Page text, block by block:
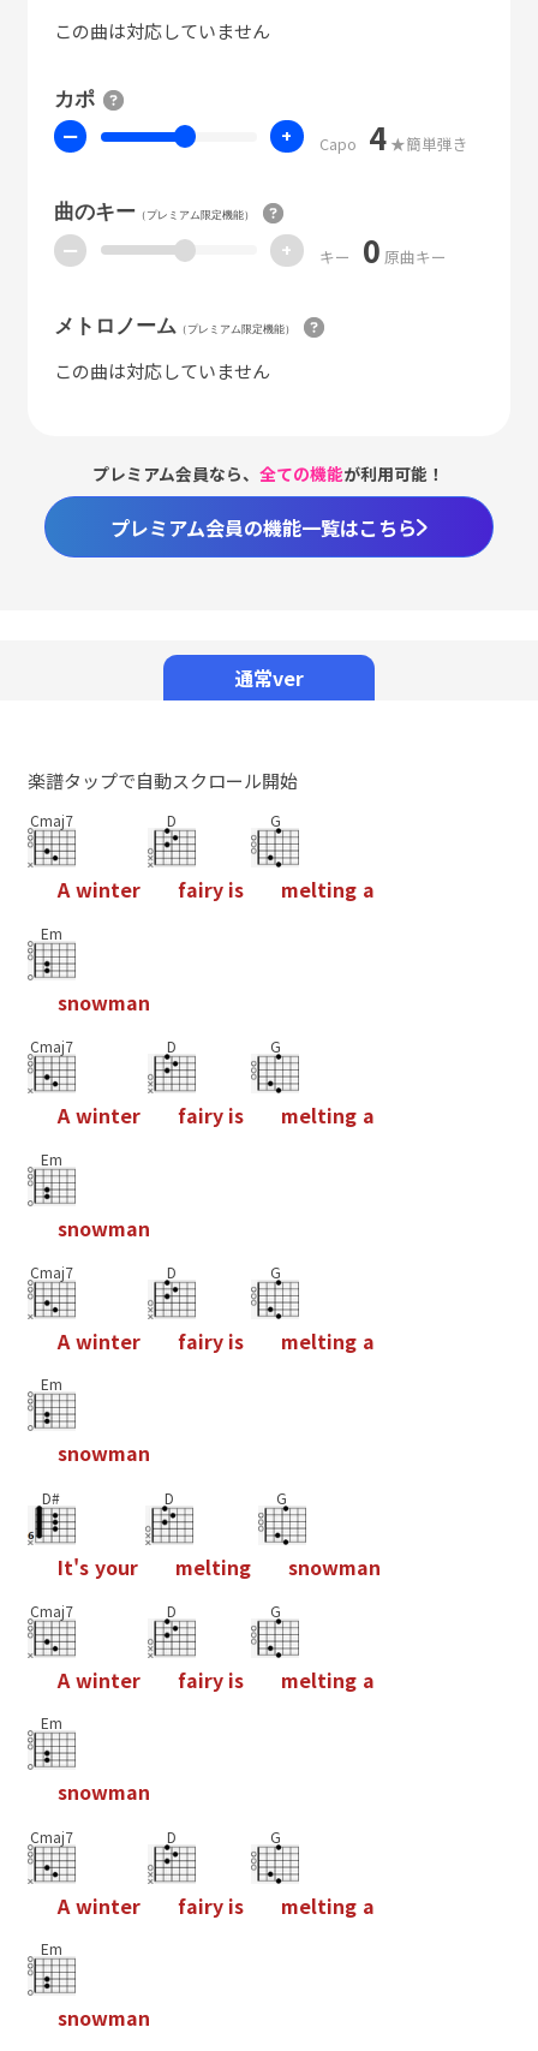
この曲は対応していません
カポ
ー + Capo 4 ★簡単弾き
曲のキー（プレミアム限定機能）
ー + キー 0 原曲キー
メトロノーム （プレミアム限定機能）
この曲は対応していません
プレミアム会員なら、全ての機能が利用可能！
プレミアム会員の機能一覧はこちら
通常ver
楽譜タップで自動スクロール開始
Cmaj7
A winter
D
fairy is
G
melting a
Em
snowman
Cmaj7
A winter
D
fairy is
G
melting a
Em
snowman
Cmaj7
A winter
D
fairy is
G
melting a
Em
snowman
D#
It's your
D
melting
G
snowman
Cmaj7
A winter
D
fairy is
G
melting a
Em
snowman
Cmaj7
A winter
D
fairy is
G
melting a
Em
snowman